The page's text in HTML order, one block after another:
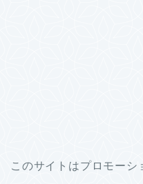
このサイトはプロモーシ